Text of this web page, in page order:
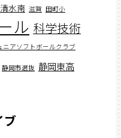
清水南 滋賀 田町小
ル 科学技術
ニアソフトボールクラブ
静岡市選抜 静岡東高
ブ